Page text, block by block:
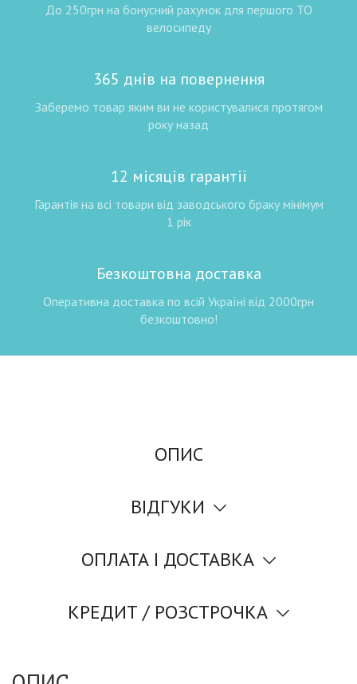
До 250грн на бонусний рахунок для першого ТО
велосипеду
365 днів на повернення
Заберемо товар яким ви не користувалися протягом
року назад
12 місяців гарантії
Гарантія на всі товари від заводського браку мінімум
1 рік
Безкоштовна доставка
Оперативна доставка по всій Україні від 2000грн
безкоштовно!
ОПИС
ВІДГУКИ
ОПЛАТА І ДОСТАВКА
КРЕДИТ / РОЗСТРОЧКА